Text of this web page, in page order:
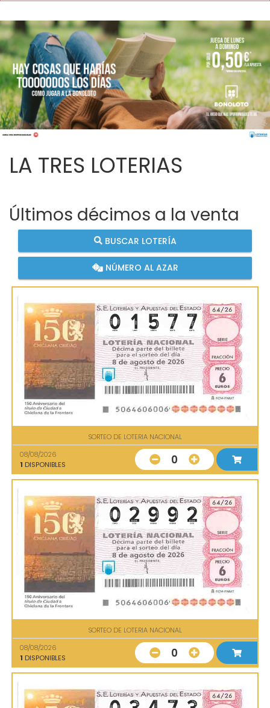
LA TRES LOTERIAS
Últimos décimos a la venta
BUSCAR LOTERÍA
NÚMERO AL AZAR
SORTEO DE LOTERIA NACIONAL
08/08/2026
1 DISPONIBLES 0
SORTEO DE LOTERIA NACIONAL
08/08/2026
1 DISPONIBLES 0